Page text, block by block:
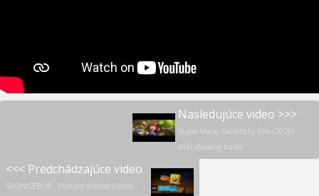
Nasledujúce video >>>
Super Mario Galaktický film (2026) -
tretí oficiálny trailer
<<< Predchádzajúce video
SPONGEBOB - Pirátske dobrodružstvo -